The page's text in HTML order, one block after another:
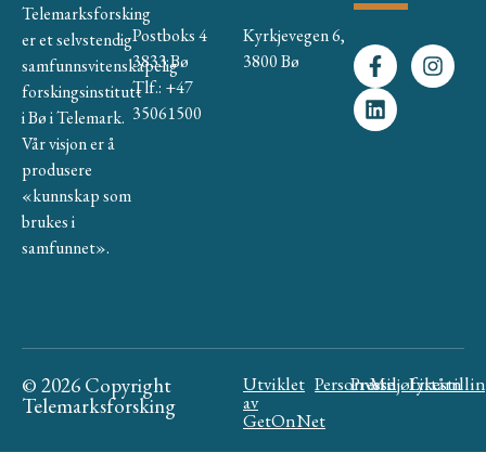
Telemarksforsking
er et selvstendig
samfunnsvitenskapelig
forskingsinstitutt
i Bø i Telemark.
Vår visjon er å
produsere
«kunnskap som
brukes i
samfunnet».
Postboks 4
3833 Bø
Tlf.: +47
35061500
Kyrkjevegen 6,
3800 Bø
© 2026 Copyright
Telemarksforsking
Utviklet
av
GetOnNet
Personvern
Presse
Miljøfyrtårn